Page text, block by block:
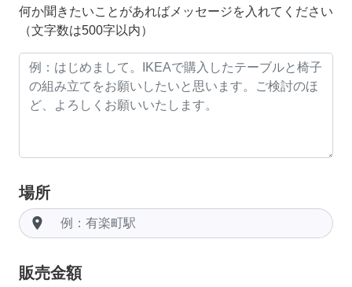
何か聞きたいことがあればメッセージを入れてください
（文字数は500字以内）
場所
room
販売金額